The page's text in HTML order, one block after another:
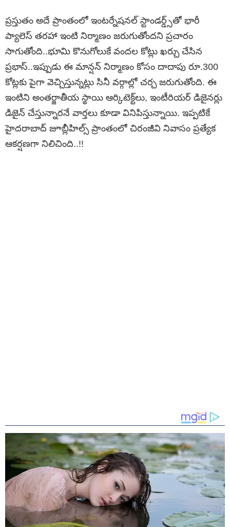
ప్రస్తుతం అదే ప్రాంతంలో ఇంటర్నేషనల్ స్టాండర్డ్స్‌తో భారీ
ప్యాలెస్ తరహా ఇంటి నిర్మాణం జరుగుతోందని ప్రచారం
సాగుతోంది..భూమి కొనుగోలుకే వందల కోట్లు ఖర్చు చేసిన
ప్రభాస్..ఇప్పుడు ఈ మాన్షన్ నిర్మాణం కోసం దాదాపు రూ.300
కోట్లకు పైగా వెచ్చిస్తున్నట్లు సినీ వర్గాల్లో చర్చ జరుగుతోంది. ఈ
ఇంటిని అంతర్జాతీయ స్థాయి ఆర్కిటెక్ట్‌లు, ఇంటీరియర్ డిజైనర్లు
డిజైన్ చేస్తున్నారనే వార్తలు కూడా వినిపిస్తున్నాయి. ఇప్పటికే
హైదరాబాద్ జూబ్లీహిల్స్ ప్రాంతంలో చిరంజీవి నివాసం ప్రత్యేక
ఆకర్షణగా నిలిచింది..!!